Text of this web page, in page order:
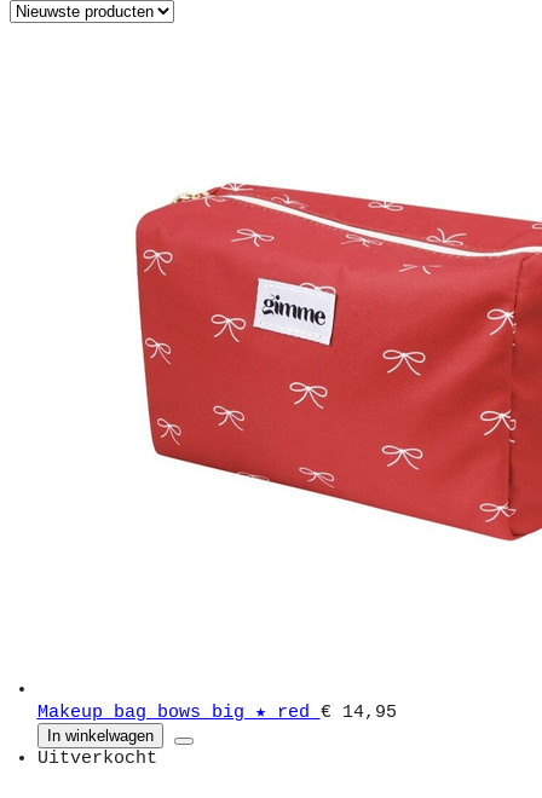
Makeup bag bows big ★ red € 14,95
In winkelwagen
Uitverkocht